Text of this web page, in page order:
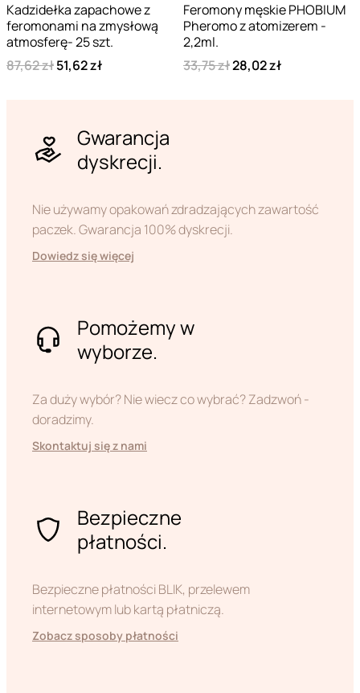
Kadzidełka zapachowe z
feromonami na zmysłową
atmosferę- 25 szt.
87,62 zł51,62 zł
Feromony męskie PHOBIUM
Pheromo z atomizerem -
2,2ml.
33,75 zł28,02 zł
Gwarancja
dyskrecji.
Nie używamy opakowań zdradzających zawartość
paczek. Gwarancja 100% dyskrecji.
Dowiedz się więcej
Pomożemy w
wyborze.
Za duży wybór? Nie wiecz co wybrać? Zadzwoń -
doradzimy.
Skontaktuj się z nami
Bezpieczne
płatności.
Bezpieczne płatności BLIK, przelewem
internetowym lub kartą płatniczą.
Zobacz sposoby płatności